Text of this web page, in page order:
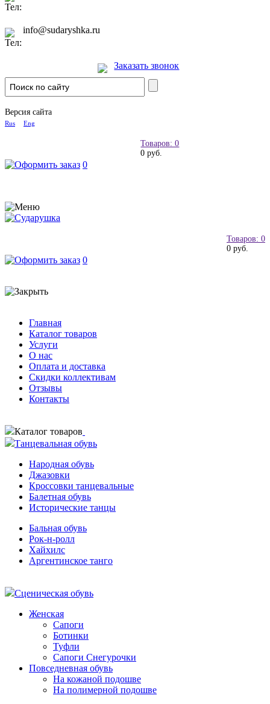
info@sudaryshka.ru
Заказать звонок
Версия сайта
Rus Eng
Товаров: 0
0 руб.
0
Товаров: 0
0 руб.
0
Главная
Каталог товаров
Услуги
О нас
Оплата и доставка
Скидки коллективам
Отзывы
Контакты
Каталог товаров
Танцевальная обувь
Народная обувь
Джазовки
Кроссовки танцевальные
Балетная обувь
Исторические танцы
Бальная обувь
Рок-н-ролл
Хайхилс
Аргентинское танго
Сценическая обувь
Женская
Сапоги
Ботинки
Туфли
Сапоги Снегурочки
Повседневная обувь
На кожаной подошве
На полимерной подошве